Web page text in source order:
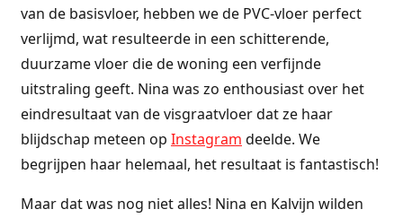
van de basisvloer, hebben we de PVC-vloer perfect
verlijmd, wat resulteerde in een schitterende,
duurzame vloer die de woning een verfijnde
uitstraling geeft. Nina was zo enthousiast over het
eindresultaat van de visgraatvloer dat ze haar
blijdschap meteen op Instagram deelde. We
begrijpen haar helemaal, het resultaat is fantastisch!
Maar dat was nog niet alles! Nina en Kalvijn wilden